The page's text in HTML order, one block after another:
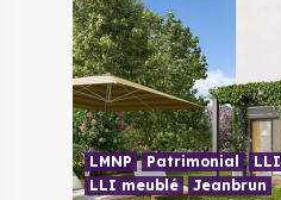
LMNP Patrimonial
LLI
LLI meublé
Jeanbrun